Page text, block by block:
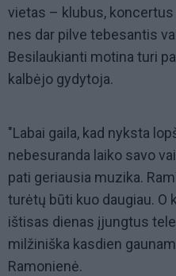
vietas – klubus,
nes dar pilve tebesantis
Besilaukianti motina turi
kalbėjo gydytoja.
"Labai gaila, kad nyksta
nebesuranda laiko savo
pati geriausia muzika.
turėtų būti kuo daugiau.
ištisas dienas įjungtus
milžiniška kasdien
Ramonienė.